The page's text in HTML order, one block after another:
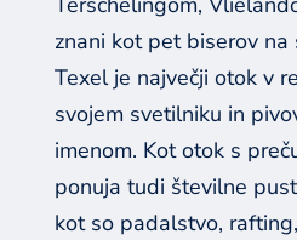
znani kot pet biserov na
Texel je največji otok v
svojem svetilniku in
imenom. Kot otok s
ponuja tudi številne
kot so padalstvo,